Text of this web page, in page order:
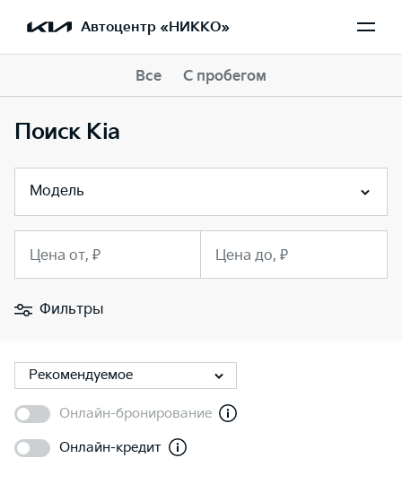
Автоцентр «НИККО»
Все С пробегом
Поиск Kia
Модель
Цена от, ₽ Цена до, ₽
Фильтры
Рекомендуемое
Онлайн-бронирование
Онлайн-кредит